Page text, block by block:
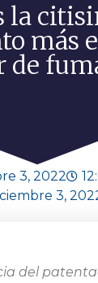
la
más
de
3, 2022
3,
del